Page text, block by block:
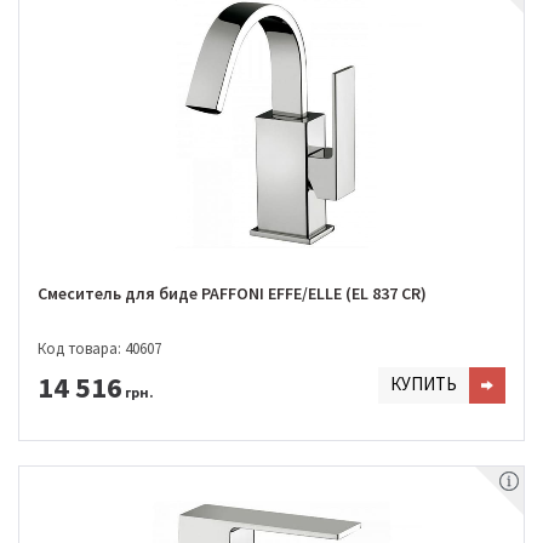
Смеситель для биде PAFFONI EFFE/ELLE (EL 837 CR)
Код товара: 40607
14 516 грн. КУПИТЬ